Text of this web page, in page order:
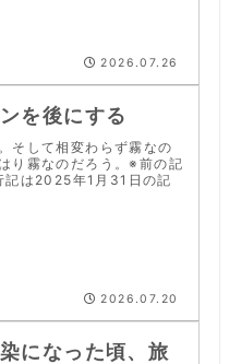
2026.07.26
を後にする
そして相変わらず霧なの
り霧なのだろう。※前の記
は2025年1月31日の記
2026.07.20
になった頃、旅